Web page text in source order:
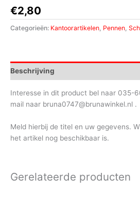
€2,80
Categorieën: Kantoorartikelen Pennen
Beschrijving
Interesse in dit product bel naar 035-
mail naar bruna0747@brunawinkel.nl .
Meld hierbij de titel en uw gegevens.
het artikel nog beschikbaar is.
Gerelateerde producten